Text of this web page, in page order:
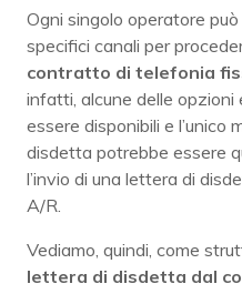
Ogni singolo operatore
specifici canali per
contratto di telefonia
infatti, alcune delle
essere disponibili e l’unico
disdetta potrebbe essere
l’invio di una lettera di
A/R.
Vediamo, quindi, come
lettera di disdetta dal